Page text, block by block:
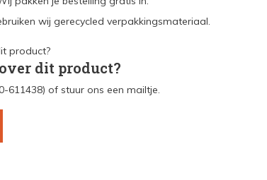
wij gerecycled verpakkingsmateriaal.
dit product?
611438) of stuur ons een mailtje.